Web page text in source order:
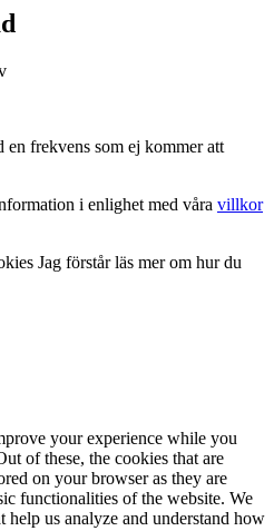
frekvens som ej kommer att
i enlighet med våra villkor
Jag förstårläs mer om hur du
your experience while you
of these, the cookies that are
on your browser as they are
functionalities of the website. We
help us analyze and understand how